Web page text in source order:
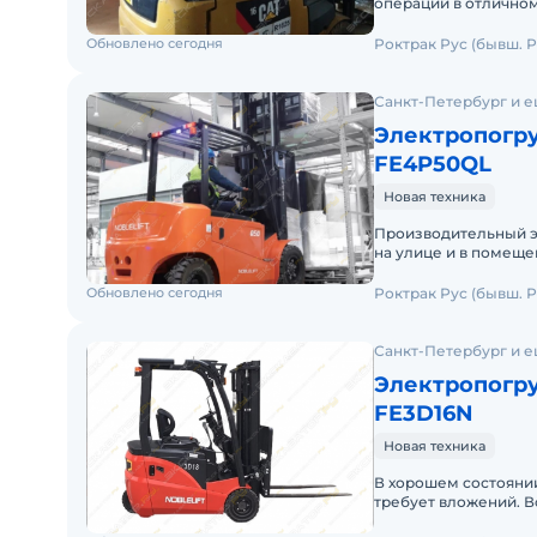
Обновлено сегодня Роктрак Рус (бывш.
Санкт-Петербург и
FE4P50QL
Новая техника
Производительный
на улице и в помещениях. Погрузчик Noblelift
Обновлено сегодня Роктрак Рус (бывш.
Санкт-Петербург и
FE3D16N
Новая техника
В хорошем
требует вложений.